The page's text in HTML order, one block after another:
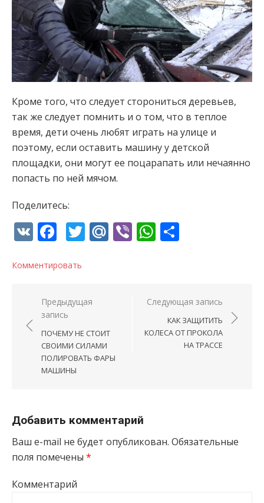
Кроме того, что следует сторониться деревьев,
так же следует помнить и о том, что в теплое
время, дети очень любят играть на улице и
поэтому, если оставить машину у детской
площадки, они могут ее поцарапать или нечаянно
попасть по ней мячом.
Поделитесь:
VK Facebook
Twitter
Mail.Ru
ViberWhatsApp
Комментировать
Навигация по записям
Предыдущая
запись
ПОЧЕМУ НЕ СТОИТ
СВОИМИ СИЛАМИ
ПОЛИРОВАТЬ ФАРЫ
МАШИНЫ
Следующая запись
КАК ЗАЩИТИТЬ
КОЛЕСА ОТ ПРОКОЛА
НА ТРАССЕ
Добавить комментарий
Ваш e-mail не будет опубликован. Обязательные
поля помечены *
Комментарий